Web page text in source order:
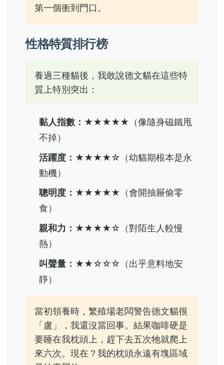
第一個衝到門口。
性格特質排行榜
養過三種貓後，我敢說德文貓在這些特
質上特別突出：
黏人指數： ★★★★★（像隨身磁鐵甩
不掉）
活躍度： ★★★★☆（幼貓期根本是永
動機）
聰明度： ★★★★★（會開抽屜偷零
食）
親和力： ★★★★☆（對陌生人較慢
熱）
叫聲量： ★★☆☆☆（出乎意料地安
靜）
當初領養時，繁殖場老闆警告德文貓很
「盧」，我還沒當回事。結果咖啡硬是
要睡在我枕頭上，趕下去五次牠就爬上
來六次。現在？我的枕頭永遠有塊區域